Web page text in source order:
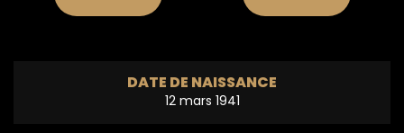
DATE DE NAISSANCE
12 mars 1941